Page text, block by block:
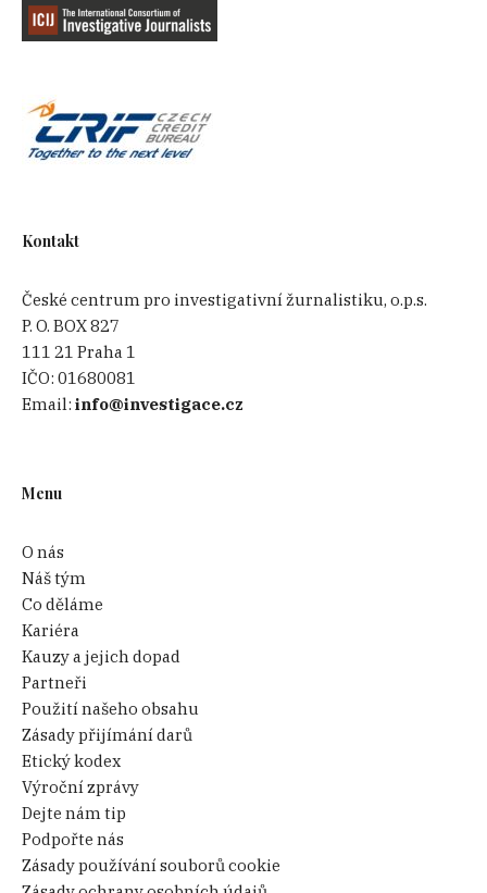
Kontakt
České centrum pro investigativní žurnalistiku, o.p.s.
P. O. BOX 827
111 21 Praha 1
IČO:01680081
Email:info@investigace.cz
Menu
O nás
Náš tým
Co děláme
Kariéra
Kauzy a jejich dopad
Partneři
Použití našeho obsahu
Zásady přijímání darů
Etický kodex
Výroční zprávy
Dejte nám tip
Podpořte nás
Zásady používání souborů cookie